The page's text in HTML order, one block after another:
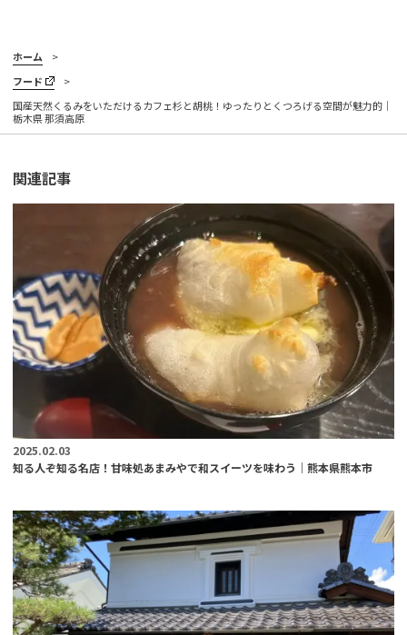
ホーム
フード
国産天然くるみをいただけるカフェ杉と胡桃！ゆったりとくつろげる空間が魅力的｜
栃木県 那須高原
関連記事
2025.02.03
知る人ぞ知る名店！甘味処あまみやで和スイーツを味わう｜熊本県熊本市